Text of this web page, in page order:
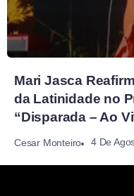
Mari Jasca
da Latinidade no
“Disparada – Ao
Cesar Monteiro 4 De